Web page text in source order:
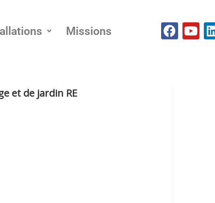
Missions
et de jardin RE